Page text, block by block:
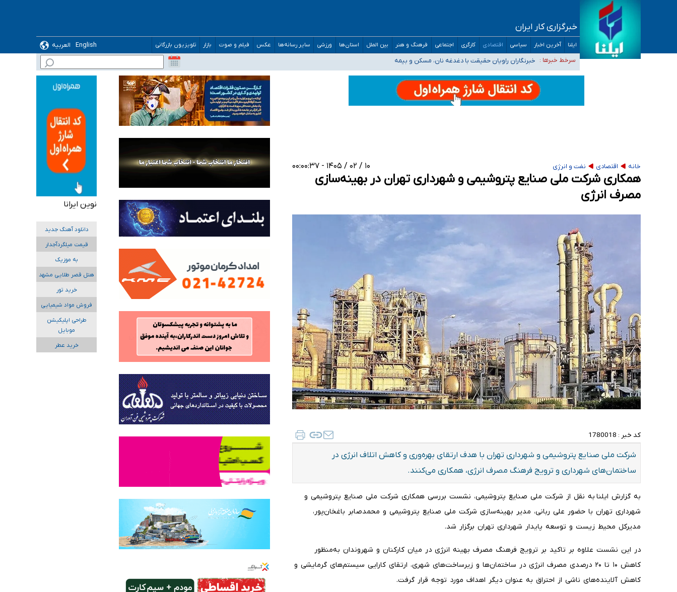
خبرگزاری کار ایران
ایلنا آخرین اخبار سیاسی اقتصادی کارگری اجتماعی فرهنگ و هنر بین الملل استان‌ها ورزشی سایر رسانه‌ها عکس فیلم و صوت بازار تلویزیون بازرگانی English
العربیه
سرخط خبرها :
تعویق آزمون ورودی دکترای تخصصی فرماندهی صحنه عملیات و دکترای تخصصی جغرافیای نظامی دافوس آجا
خبرنگاران راویان حقیقت با دغدغه نان، مسکن و بیمه
آخرین وضعیت شیوع عفونت‌های تنفسی در کشور/ خوزستان و کرمان بالاتر از آستانه هشدار
هیچ پرستاری بازداشت یا اخراج نشده است/ از رئیس جمهور خواستیم ورود کند
ثبت‌نام بخش عمده دانش‌آموزان مدارس ایرانی امارات در کشور/ درباره محصلان باقی‌مانده در دبی متناسب با شرایط جدید تصمیم‌گیری می‌شود
خانه اقتصادی نفت و انرژی ۱۰ / ۰۲ / ۱۴۰۵ - ۰۰:۰۰:۳۷
همکاری شرکت ملی صنایع پتروشیمی و شهرداری تهران در بهینه‌سازی
مصرف انرژی
کد خبر : 1780018
شرکت ملی صنایع پتروشیمی و شهرداری تهران با هدف ارتقای بهره‌وری و کاهش اتلاف انرژی در
ساختمان‌های شهرداری و ترویج فرهنگ مصرف انرژی، همکاری می‌کنند.
به گزارش ایلنا به نقل از شرکت ملی صنایع پتروشیمی، نشست بررسی همکاری شرکت ملی صنایع پتروشیمی و
شهرداری تهران با حضور علی ربانی، مدیر بهینه‌سازی شرکت ملی صنایع پتروشیمی و محمدصابر باغخان‌پور،
مدیرکل محیط زیست و توسعه پایدار شهرداری تهران برگزار شد.
در این نشست علاوه بر تاکید بر ترویج فرهنگ مصرف بهینه انرژی در میان کارکنان و شهروندان به‌منظور
کاهش ۱۰ تا ۲۰ درصدی مصرف انرژی در ساختمان‌ها و زیرساخت‌های شهری، ارتقای کارایی سیستم‌های گرمایشی و
کاهش آلاینده‌های ناشی از احتراق به عنوان دیگر اهداف مورد توجه قرار گرفت.
نوین ایرانا
دانلود آهنگ جدید
قیمت میلگردآجدار
به موزیک
هتل قصر طلایی مشهد
خرید تور
فروش مواد شیمیایی
طراحی اپلیکیشن
موبایل
خرید عطر